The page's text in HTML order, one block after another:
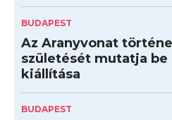
BUDAPEST
Az Aranyvonat
születését mutatja be
kiállítása
BUDAPEST